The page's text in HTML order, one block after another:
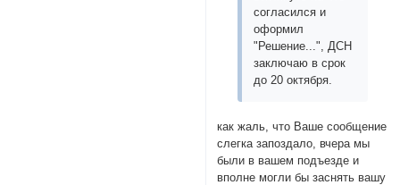
согласился и
оформил
"Решение...", ДСН
заключаю в срок
до 20 октября.
как жаль, что Ваше сообщение
слегка запоздало, вчера мы
были в вашем подъезде и
вполне могли бы заснять вашу